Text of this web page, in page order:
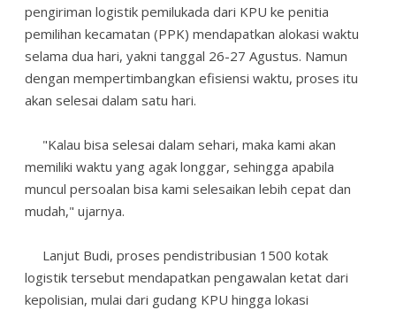
pengiriman logistik pemilukada dari KPU ke penitia
pemilihan kecamatan (PPK) mendapatkan alokasi waktu
selama dua hari, yakni tanggal 26-27 Agustus. Namun
dengan mempertimbangkan efisiensi waktu, proses itu
akan selesai dalam satu hari.
"Kalau bisa selesai dalam sehari, maka kami akan
memiliki waktu yang agak longgar, sehingga apabila
muncul persoalan bisa kami selesaikan lebih cepat dan
mudah," ujarnya.
Lanjut Budi, proses pendistribusian 1500 kotak
logistik tersebut mendapatkan pengawalan ketat dari
kepolisian, mulai dari gudang KPU hingga lokasi